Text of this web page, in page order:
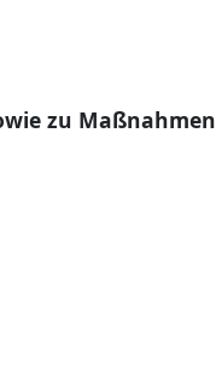
zu Maßnahmen